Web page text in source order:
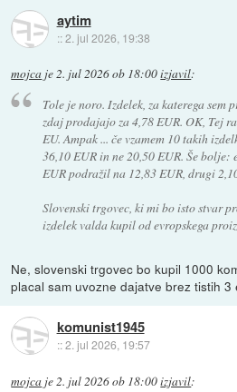
aytim
::2. jul 2026, 19:38
mojca je2. jul 2026 ob 18:00izjavil:
Tole je noro. Izdelek, za katerega sem
zdaj prodajajo za 4,78 EUR. OK, Tej
EU. Ampak ... če vzamem 10 takih
36,10 EUR in ne 20,50 EUR. Še bolje:
EUR podražil na 12,83 EUR, drugi
Slovenski trgovec, ki mi bo isto stvar
izdelek valda kupil od evropskega
Ne, slovenski trgovec bo kupil 1000
placal sam uvozne dajatve brez tistih 3
komunist1945
::2. jul 2026, 19:57
mojca je2. jul 2026 ob 18:00izjavil: